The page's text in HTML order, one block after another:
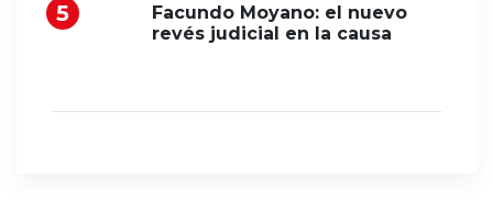
Facundo Moyano: el nuevo
revés judicial en la causa